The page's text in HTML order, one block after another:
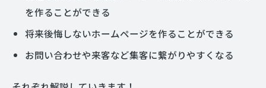
を作ることができる
将来後悔しないホームページを作ることができる
お問い合わせや来客など集客に繋がりやすくなる